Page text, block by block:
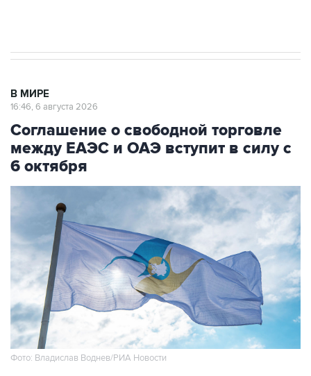
В МИРЕ
16:46, 6 августа 2026
Соглашение о свободной торговле
между ЕАЭС и ОАЭ вступит в силу с
6 октября
Фото: Владислав Воднев/РИА Новости